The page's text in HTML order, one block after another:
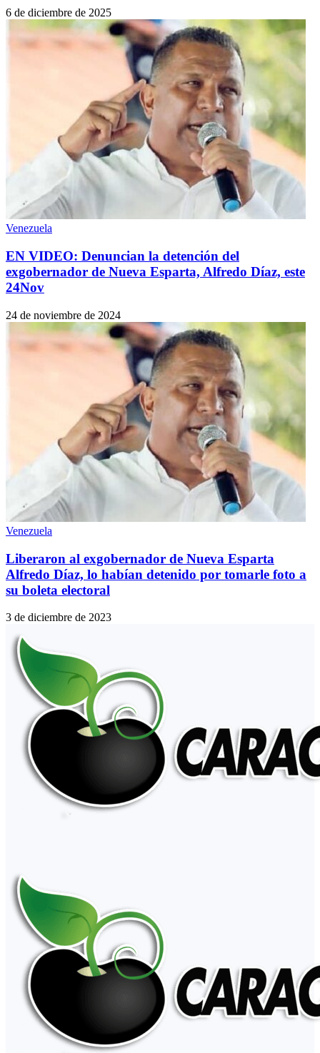
6 de diciembre de 2025
Venezuela
EN VIDEO: Denuncian la detención del
exgobernador de Nueva Esparta, Alfredo Díaz, este
24Nov
24 de noviembre de 2024
Venezuela
Liberaron al exgobernador de Nueva Esparta
Alfredo Díaz, lo habían detenido por tomarle foto a
su boleta electoral
3 de diciembre de 2023